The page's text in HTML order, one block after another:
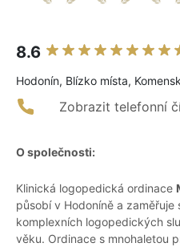
8.6
Hodonín, Blízko místa,
Zobrazit telefonní
O společnosti:
Klinická logopedická ordinace
působí v Hodoníně a zaměřuje
komplexních logopedických
věku. Ordinace s mnohaletou